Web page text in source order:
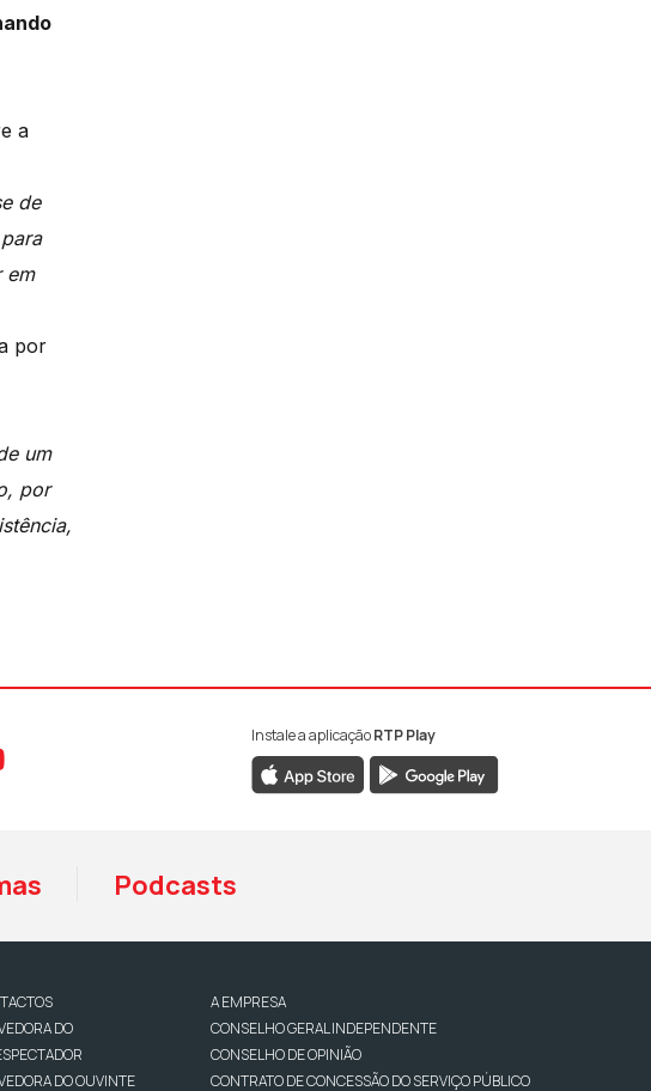
a
de
em
por
um
por
ao Facebook da RTP Antena 1
ao Instagram da RTP Antena 1
Aceder ao YouTube da RTP Antena 1
Instale a aplicaçãoRTP Play
Podcasts
DO
DO OUVINTE
A EMPRESA
CONSELHO GERAL INDEPENDENTE
CONSELHO DE OPINIÃO
CONTRATO DE CONCESSÃO DO SERVIÇO PÚBLICO